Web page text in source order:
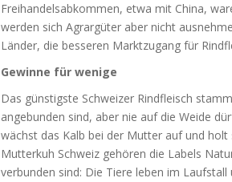
Freihandelsabkommen, etwa mit China,
werden sich Agrargüter aber nicht
Länder, die besseren Marktzugang für
Gewinne für wenige
Das günstigste Schweizer Rindfleisch
angebunden sind, aber nie auf die Weide
wächst das Kalb bei der Mutter auf und
Mutterkuh Schweiz gehören die Labels
verbunden sind: Die Tiere leben im